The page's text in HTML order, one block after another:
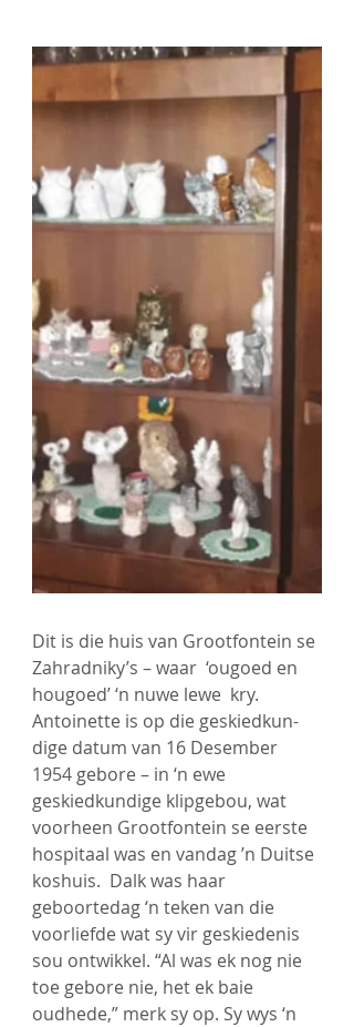
Dit is die huis van Grootfontein se
Zahradniky’s – waar  ‘ougoed en
hougoed’ ‘n nuwe lewe  kry.
Antoinette is op die geskiedkun-
dige datum van 16 Desember
1954 gebore – in ‘n ewe
geskiedkundige klipgebou, wat
voorheen Grootfontein se eerste
hospitaal was en vandag ’n Duitse
koshuis.  Dalk was haar
geboortedag ‘n teken van die
voorliefde wat sy vir geskiedenis
sou ontwikkel. “Al was ek nog nie
toe gebore nie, het ek baie
oudhede,” merk sy op. Sy wys ‘n